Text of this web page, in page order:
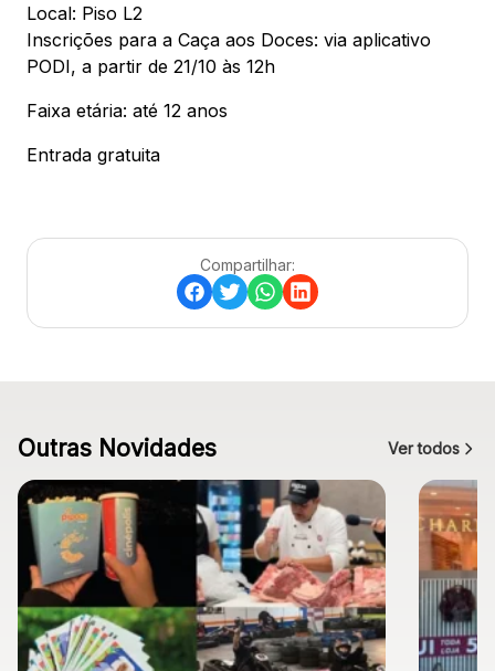
Local: Piso L2
Inscrições para a Caça aos Doces: via aplicativo
PODI, a partir de 21/10 às 12h
Faixa etária: até 12 anos
Entrada gratuita
Compartilhar:
Outras Novidades Ver todos